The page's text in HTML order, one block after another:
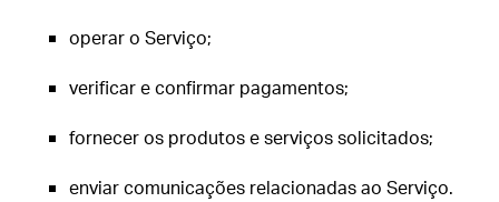
operar o Serviço;
verificar e confirmar pagamentos;
fornecer os produtos e serviços solicitados;
enviar comunicações relacionadas ao Serviço.